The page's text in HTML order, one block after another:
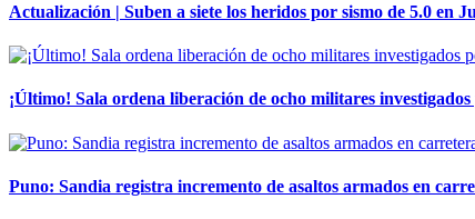
Actualización | Suben a siete los heridos por sismo de 5.0 en
¡Último! Sala ordena liberación de ocho militares
Puno: Sandia registra incremento de asaltos armados en